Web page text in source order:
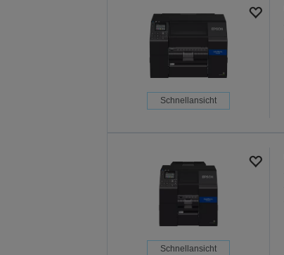
Schnellansicht
Schnellansicht